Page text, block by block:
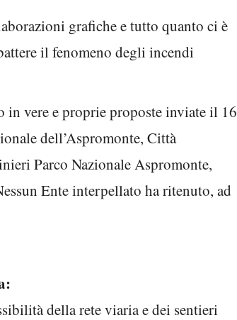
grafiche e tutto quanto ci è
il fenomeno degli incendi
in vere e proprie proposte inviate il 16
dell’Aspromonte, Città
Parco Nazionale Aspromonte,
Ente interpellato ha ritenuto, ad
della rete viaria e dei sentieri